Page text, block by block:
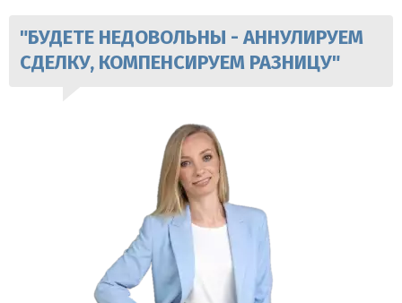
"БУДЕТЕ НЕДОВОЛЬНЫ - АННУЛИРУЕМ
СДЕЛКУ, КОМПЕНСИРУЕМ РАЗНИЦУ"